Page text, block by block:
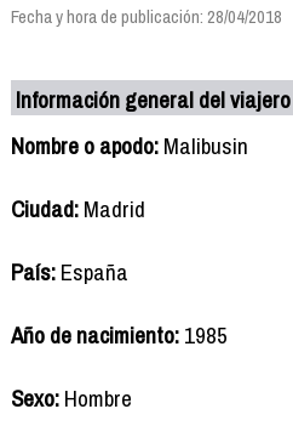
Fecha y hora de publicación: 28/04/2018
Información general del viajero
Nombre o apodo:Malibusin
Ciudad:Madrid
País:España
Año de nacimiento:1985
Sexo:Hombre